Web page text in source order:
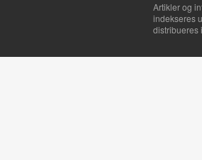
Artikler og
indekseres
distribueres